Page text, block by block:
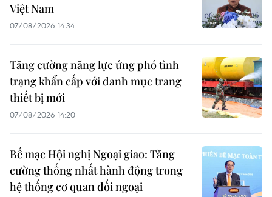
Việt Nam
07/08/2026 14:34
Tăng cường năng lực ứng phó tình
trạng khẩn cấp với danh mục trang
thiết bị mới
07/08/2026 14:20
Bế mạc Hội nghị Ngoại giao: Tăng
cường thống nhất hành động trong
hệ thống cơ quan đối ngoại